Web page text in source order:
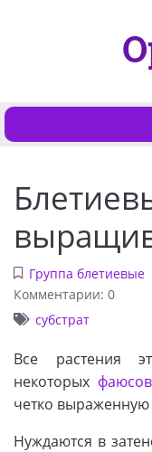
Группа блетиевые
Комментарии: 0
субстрат
Все растения
некоторых фаюсов
четко выраженную
Нуждаются в